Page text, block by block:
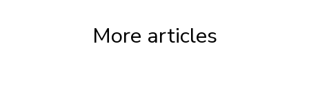
More articles